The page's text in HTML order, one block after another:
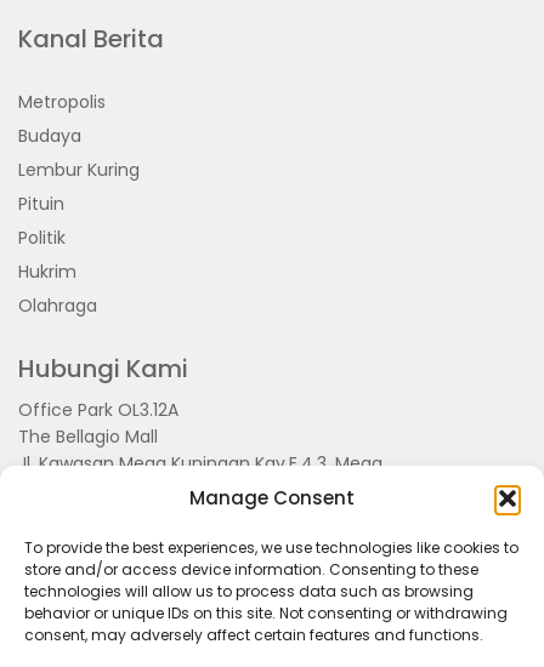
Manage Consent
To provide the best experiences, we use technologies like cookies to
store and/or access device information. Consenting to these
technologies will allow us to process data such as browsing
behavior or unique IDs on this site. Not consenting or withdrawing
consent, may adversely affect certain features and functions.
Kanal Berita
Metropolis
Budaya
Lembur Kuring
Pituin
Politik
Hukrim
Olahraga
Hubungi Kami
Office Park OL3.12A
The Bellagio Mall
Jl. Kawasan Mega Kuningan Kav.E.4.3, Mega
Kuningan, Kel. Kuningan Timur,
Kec.Setiabudi, Jakarta Selatan 15810